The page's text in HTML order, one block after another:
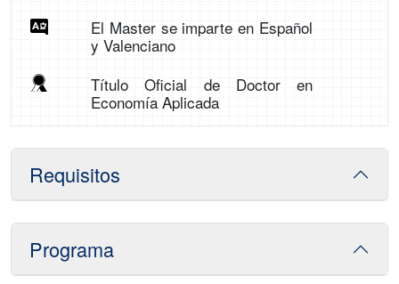
El Master se imparte en Español
y Valenciano
Título Oficial de Doctor en
Economía Aplicada
Requisitos
Programa